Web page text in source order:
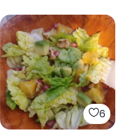
6